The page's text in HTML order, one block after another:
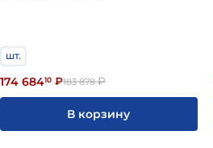
шт.
174 68410 ₽183 878₽
В корзину